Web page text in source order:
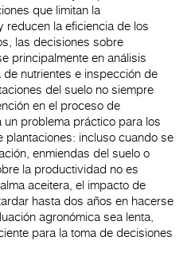
que limitan la
reducen la eficiencia de los
las decisiones sobre
principalmente en análisis
nutrientes e inspección de
del suelo no siempre
en el proceso de
problema práctico para los
incluso cuando se
enmiendas del suelo o
la productividad no es
aceitera, el impacto de
hasta dos años en hacerse
agronómica sea lenta,
para la toma de decisiones